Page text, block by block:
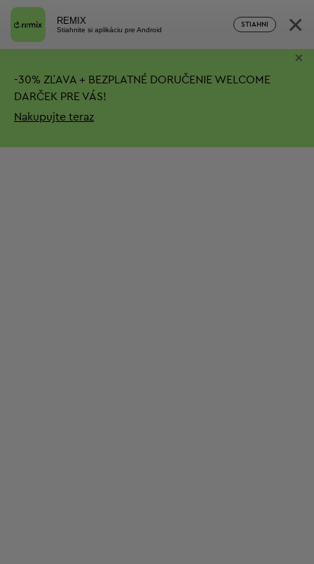
REMIX
Stiahnite si aplikáciu pre Android
STIAHNI ×
-30% ZĽAVA + BEZPLATNÉ DORUČENIE WELCOME
DARČEK PRE VÁS!
Nakupujte teraz
×